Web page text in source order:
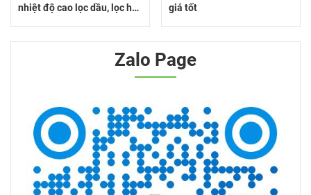
nhiệt độ cao lọc dầu, lọc hơi
giá tốt
Zalo Page